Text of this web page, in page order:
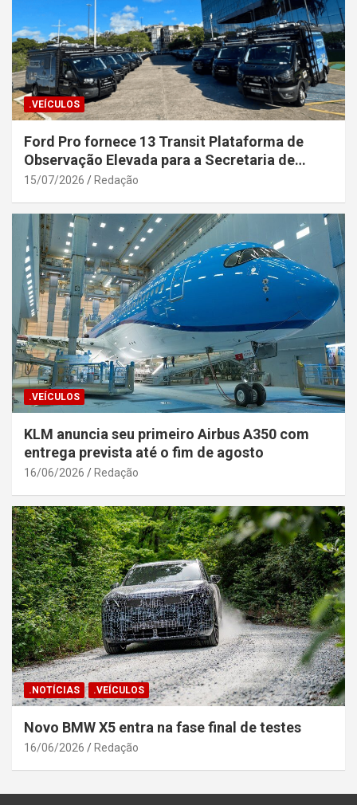
.VEÍCULOS
Ford Pro fornece 13 Transit Plataforma de
Observação Elevada para a Secretaria de
Segurança Pública da Bahia
15/07/2026 Redação
.VEÍCULOS
KLM anuncia seu primeiro Airbus A350 com
entrega prevista até o fim de agosto
16/06/2026 Redação
.NOTÍCIAS .VEÍCULOS
Novo BMW X5 entra na fase final de testes
16/06/2026 Redação